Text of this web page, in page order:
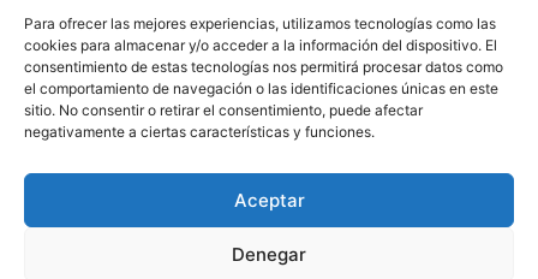
Para ofrecer las mejores experiencias, utilizamos tecnologías como las
cookies para almacenar y/o acceder a la información del dispositivo. El
consentimiento de estas tecnologías nos permitirá procesar datos como
el comportamiento de navegación o las identificaciones únicas en este
sitio. No consentir o retirar el consentimiento, puede afectar
negativamente a ciertas características y funciones.
Aceptar
Denegar
Email:info@pedrogarza.es
Teléfono:677 639 794
Ronda das Fontiñas 90 Entreplanta, 27002 Lugo.